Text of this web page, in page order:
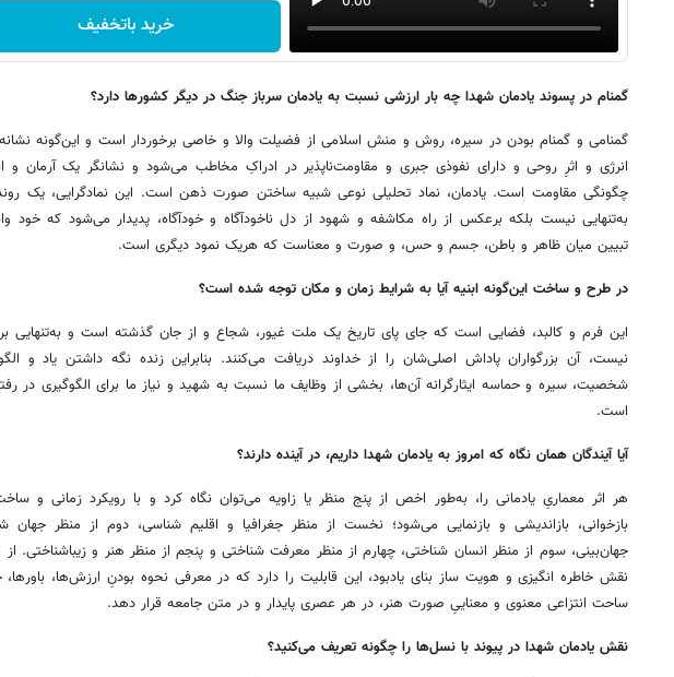
خرید باتخفیف
گمنام در پسوند یادمان شهدا چه بار ارزشی نسبت به یادمان سرباز جنگ در دیگر کشورها دارد؟
گمنامی و گمنام بودن در سیره، روش و منش اسلامی از فضیلت والا و خاصی برخوردار است و این‌گونه
انرژی و اثرِ روحی و دارای نفوذی جبری و مقاومت‌ناپذیر در ادراکِ مخاطب می‌شود و نشانگر یک آرمان و
چگونگی مقاومت است. یادمان، نماد تحلیلی نوعی شبیه ساختن صورت ذهن است. این نمادگرایی، یک روند
به‌تنهایی نیست بلکه برعکس از راه مکاشفه و شهود از دل ناخودآگاه و خودآگاه، پدیدار می‌شود که خود
تبیین میان ظاهر و باطن، جسم و حس، و صورت و معناست که هریک نمود دیگری است.
در طرح و ساخت این‌گونه ابنیه آیا به شرایط زمان و مکان توجه شده است؟
این فرم و کالبد، فضایی است که جای پای تاریخ یک ملت غیور، شجاع و از جان گذشته است و به‌تنهایی
نیست، آن بزرگواران پاداش اصلی‌شان را از خداوند دریافت می‌کنند. بنابراین زنده نگه داشتن یاد و
شخصیت، سیره و حماسه ایثارگرانه‌ آن‌ها، بخشی از وظایف ما نسبت به شهید و نیاز ما برای الگوگیری در
است.
آیا آیندگان همان نگاه که امروز به یادمان شهدا داریم، در آینده دارند؟
هر اثر معماریِ یادمانی را، به‌طور اخص از پنج منظر یا زاویه‌ می‌توان نگاه کرد و با رویکرد زمانی و
بازخوانی، بازاندیشی و بازنمایی می‌شود؛ نخست از منظر جغرافیا و اقلیم شناسی، دوم از منظر جهان
جهان‌بینی، سوم از منظر انسان شناختی، چهارم از منظر معرفت شناختی و پنجم از منظر هنر و زیباشناختی. از
نقش خاطره انگیزی و هویت ساز بنای یادبود، این قابلیت را دارد که در معرفی نحوه‌ بودنِ ارزش‌ها، باورها‌،
ساحت انتزاعی معنوی و معناییِ صورت هنر، در هر عصری پایدار و در متن جامعه قرار دهد.
نقش یادمان شهدا در پیوند با نسل‌ها را چگونه تعریف می‌کنید؟